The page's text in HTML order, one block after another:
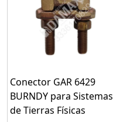
Conector GAR 6429
BURNDY para Sistemas
de Tierras Físicas